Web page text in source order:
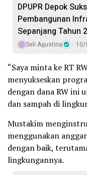
DPUPR Depok
Pembangunan
Sepanjang Tahun
Seli Agustina 10/
“Saya minta ke RT
menyukseskan
dengan dana RW ini
dan sampah di
Mustakim
menggunakan
dengan baik,
lingkungannya.